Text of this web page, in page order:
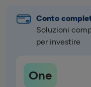
Conto
Soluzioni
per investire
One